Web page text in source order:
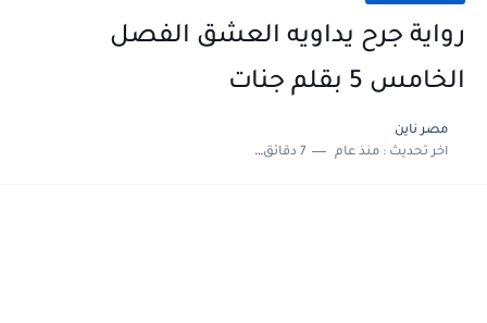
رواية جرح يداويه العشق الفصل
الخامس 5 بقلم جنات
مصر ناين
اخر تحديث :منذ عام 7 دقائق للقراءة